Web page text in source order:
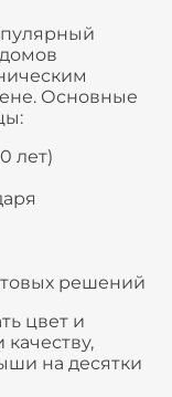
Основные
лет)
решений
цвет и
на десятки